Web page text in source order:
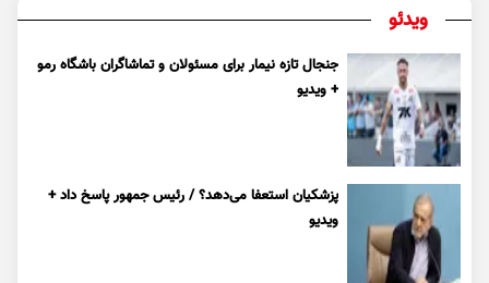
ویدئو
جنجال تازه نیمار برای مسئولان و تماشاگران باشگاه رمو
+ ویدیو
پزشکیان استعفا می‌دهد؟ / رئیس جمهور پاسخ داد +
ویدیو